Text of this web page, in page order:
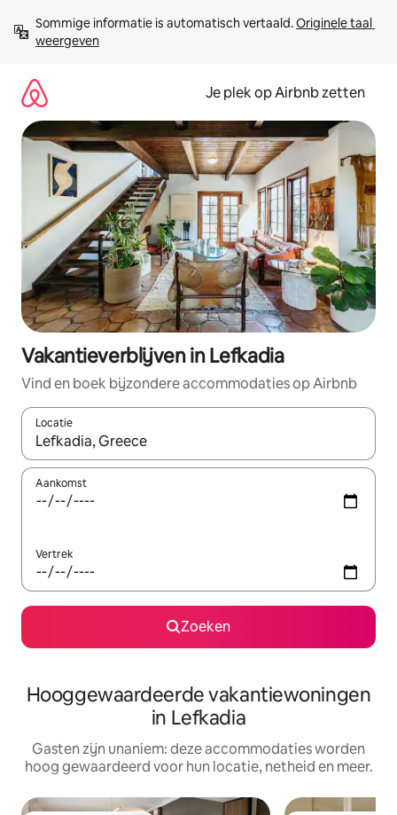
direct
naar
Sommige informatie is automatisch vertaald. Originele taal
weergeven
Je plek op Airbnb zetten
Vakantieverblijven in Lefkadia
Vind en boek bijzondere accommodaties op Airbnb
Locatie
Wanneer er resultaten beschikbaar zijn, maak je een keuze
Aankomst
Vertrek
Zoeken
Hooggewaardeerde vakantiewoningen
in Lefkadia
Gasten zijn unaniem: deze accommodaties worden
hoog gewaardeerd voor hun locatie, netheid en meer.